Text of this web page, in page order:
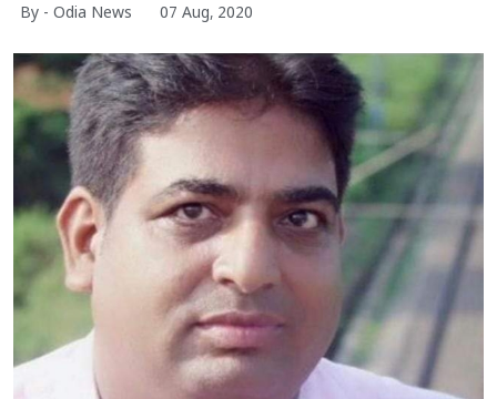
By - Odia News 07 Aug, 2020